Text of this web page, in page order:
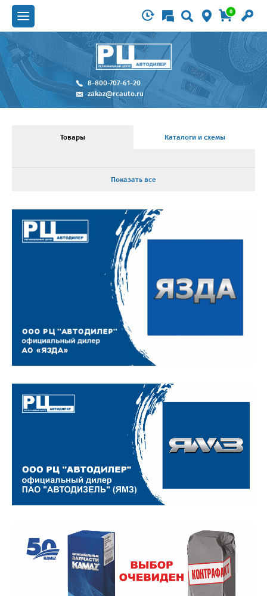
0
8-800-707-61-20
zakaz@rcauto.ru
Товары Каталоги и схемы
Показать все